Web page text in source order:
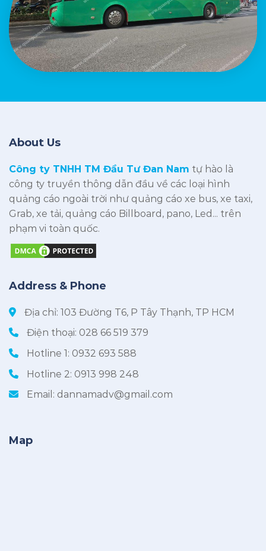
About Us
Công ty TNHH TM Đầu Tư Đan Nam tự hào là
công ty truyền thông dẫn đầu về các loại hình
quảng cáo ngoài trời như quảng cáo xe bus, xe taxi,
Grab, xe tải, quảng cáo Billboard, pano, Led... trên
phạm vi toàn quốc.
Address & Phone
Địa chỉ: 103 Đường T6, P Tây Thạnh, TP HCM
Điện thoại: 028 66 519 379
Hotline 1: 0932 693 588
Hotline 2: 0913 998 248
Email: dannamadv@gmail.com
Map